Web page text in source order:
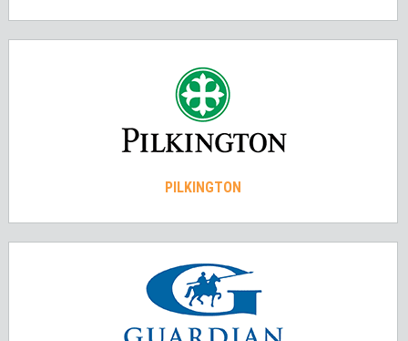
PILKINGTON